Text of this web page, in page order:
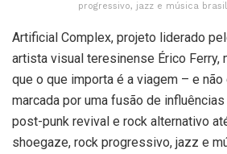
progressivo, jazz e música
Artificial Complex, projeto liderado
artista visual teresinense Érico Ferry,
que o que importa é a viagem – e
marcada por uma fusão de
post-punk revival e rock alternativo
shoegaze, rock progressivo, jazz e